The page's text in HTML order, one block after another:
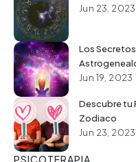
Jun 23, 2023
Los
Jun 19, 2023
Descubre tu
Zodiaco
Jun 23, 2023
PSICOTERAPIA